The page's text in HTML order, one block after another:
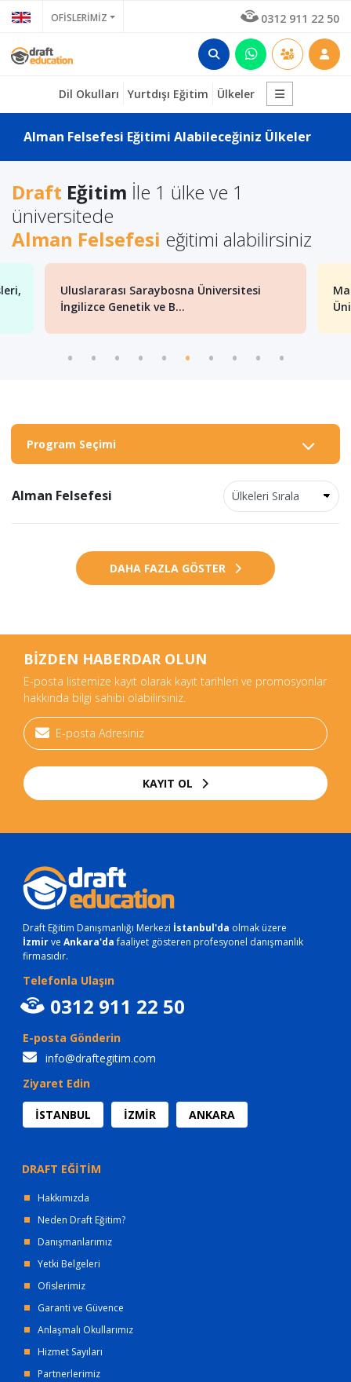
OFİSLERİMİZ 0312 911 22 50
Dil Okulları Yurtdışı Eğitim Ülkeler
Alman Felsefesi Eğitimi Alabileceğiniz Ülkeler
Draft Eğitim İle 1 ülke ve 1
üniversitede
Alman Felsefesi eğitimi alabilirsiniz
Uluslararası Saraybosna Üniversitesi
İngilizce Genetik ve B...
Program Seçimi
Alman Felsefesi
DAHA FAZLA GÖSTER
BİZDEN HABERDAR OLUN
E-posta listemize kayıt olarak kayıt tarihleri ve promosyonlar
hakkında bilgi sahibi olabilirsiniz.
KAYIT OL
Draft Eğitim Danışmanlığı Merkezi İstanbul'da olmak üzere
İzmirve Ankara'dafaaliyet gösteren profesyonel danışmanlık
firmasıdır.
Telefonla Ulaşın
0312 911 22 50
E-posta Gönderin
info@draftegitim.com
Ziyaret Edin
İSTANBUL İZMİR ANKARA
DRAFT EĞİTİM
Hakkımızda
Neden Draft Eğitim?
Danışmanlarımız
Yetki Belgeleri
Ofislerimiz
Garanti ve Güvence
Anlaşmalı Okullarımız
Hizmet Sayıları
Partnerlerimiz